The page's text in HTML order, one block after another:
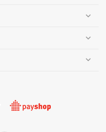
expand_more
expand_more
expand_more